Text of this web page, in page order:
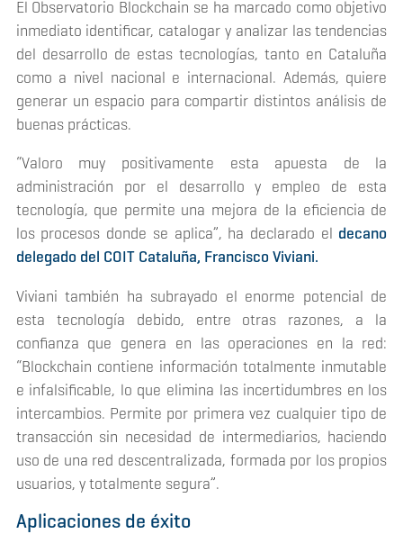
El Observatorio Blockchain se ha marcado como objetivo
inmediato identificar, catalogar y analizar las tendencias
del desarrollo de estas tecnologías, tanto en Cataluña
como a nivel nacional e internacional. Además, quiere
generar un espacio para compartir distintos análisis de
buenas prácticas.
“Valoro muy positivamente esta apuesta de la
administración por el desarrollo y empleo de esta
tecnología, que permite una mejora de la eficiencia de
los procesos donde se aplica”, ha declarado el decano
delegado del COIT Cataluña, Francisco Viviani.
Viviani también ha subrayado el enorme potencial de
esta tecnología debido, entre otras razones, a la
confianza que genera en las operaciones en la red:
“Blockchain contiene información totalmente inmutable
e infalsificable, lo que elimina las incertidumbres en los
intercambios. Permite por primera vez cualquier tipo de
transacción sin necesidad de intermediarios, haciendo
uso de una red descentralizada, formada por los propios
usuarios, y totalmente segura”.
Aplicaciones de éxito